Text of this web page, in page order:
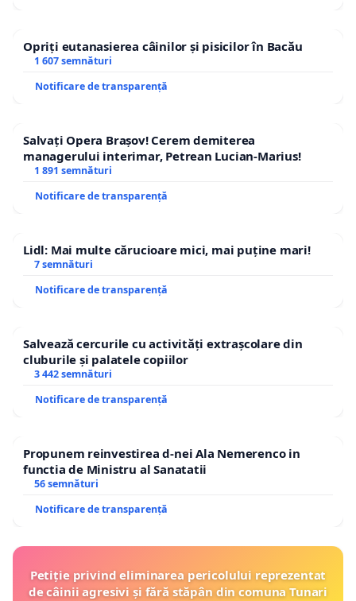
Opriți eutanasierea câinilor și pisicilor în Bacău
1 607 semnături
Notificare de transparență
Salvați Opera Brașov! Cerem demiterea
managerului interimar, Petrean Lucian-Marius!
1 891 semnături
Notificare de transparență
Lidl: Mai multe cărucioare mici, mai puține mari!
7 semnături
Notificare de transparență
Salvează cercurile cu activități extrașcolare din
cluburile și palatele copiilor
3 442 semnături
Notificare de transparență
Propunem reinvestirea d-nei Ala Nemerenco in
functia de Ministru al Sanatatii
56 semnături
Notificare de transparență
Petiție privind eliminarea pericolului reprezentat
de câinii agresivi și fără stăpân din comuna Tunari